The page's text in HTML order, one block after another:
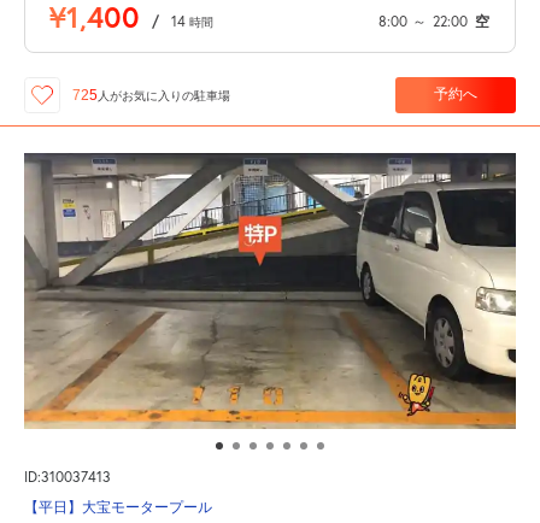
¥1,400 / 14 時間 8:00 ～ 22:00 空
725 人がお気に入りの駐車場 予約へ
ID:310037413
【平日】大宝モータープール